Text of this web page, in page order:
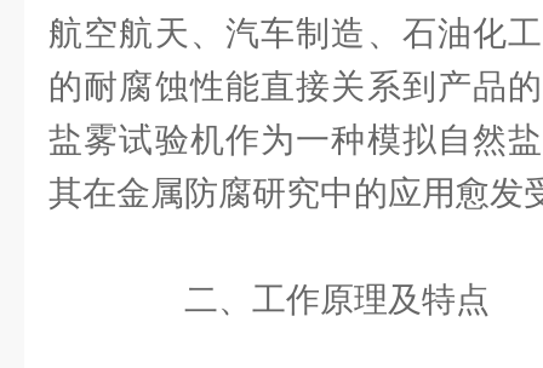
航空航天、汽车制造、石油化
的耐腐蚀性能直接关系到产品
盐雾试验机作为一种模拟自然
其在金属防腐研究中的应用愈发
二、工作原理及特点